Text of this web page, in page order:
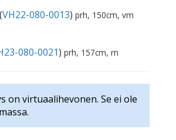
VH22-080-0013) prh, 150cm, vm
080-0021) prh, 157cm, rn
on virtuaalihevonen. Se ei ole